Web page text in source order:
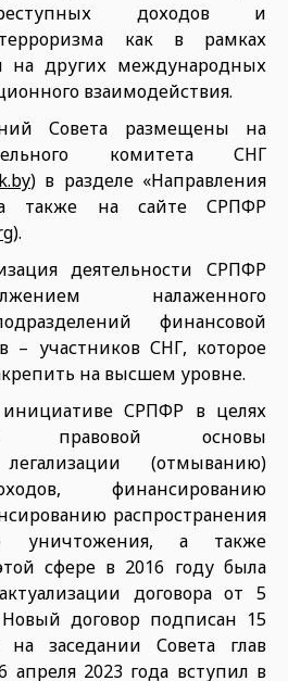
доходов и
как в рамках
на других международных
взаимодействия.
Совета раз­мещены на
комитета СНГ
) в разделе «Направления
а также на сайте СРПФР
).
деятель­ности СРПФР
налаженного
финансовой
– участников СНГ, кото­рое
на высшем уровне.
СРПФР в целях
правовой основы
(отмыванию)
финансиро­ванию
распространения
уничтожения, а также
сфере в 2016 году была
договора от 5
Новый договор подпи­сан 15
на засе­дании Совета глав
апреля 2023 года вступил в